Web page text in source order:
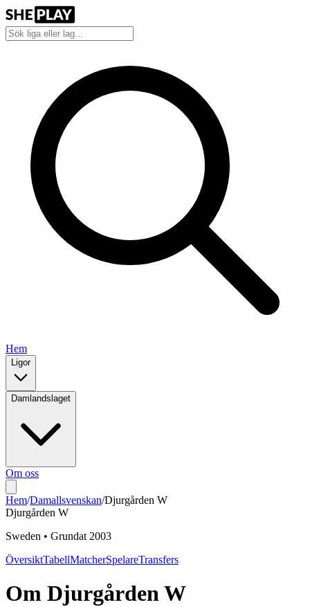
Hem
Ligor
Damlandslaget
Om oss
Hem/Damallsvenskan/Djurgården W
Djurgården W
Sweden • Grundat 2003
ÖversiktTabellMatcherSpelareTransfers
Om Djurgården W